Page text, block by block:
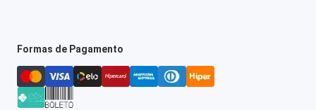
Formas de Pagamento